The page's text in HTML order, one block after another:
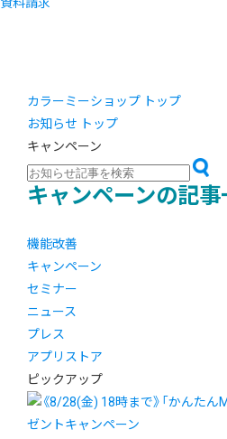
カラーミーショップ トップ
お知らせ トップ
キャンペーン
キャンペーンの記事
機能改善
キャンペーン
セミナー
ニュース
プレス
アプリストア
ピックアップ